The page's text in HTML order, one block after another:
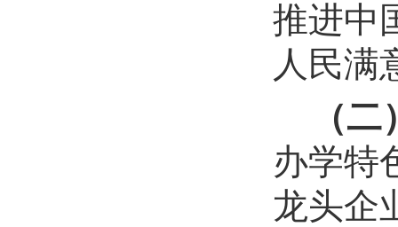
推进中
人民满
（
办学特
龙头企